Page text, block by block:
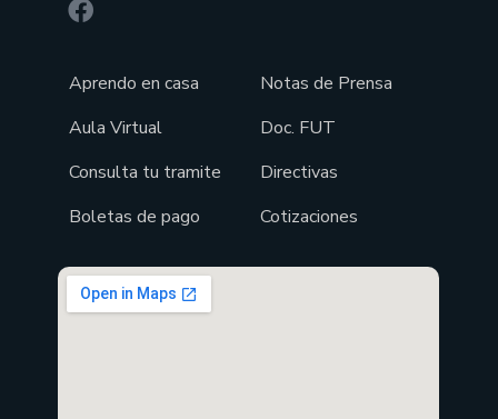
Aprendo en casa
Aula Virtual
Consulta tu tramite
Boletas de pago
Notas de Prensa
Doc. FUT
Directivas
Cotizaciones